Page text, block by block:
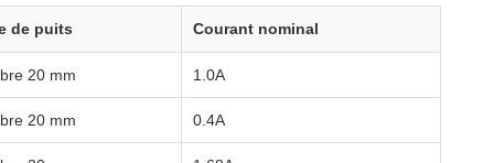
de puits Courant nominal
20 mm 1.0A
20 mm 0.4A